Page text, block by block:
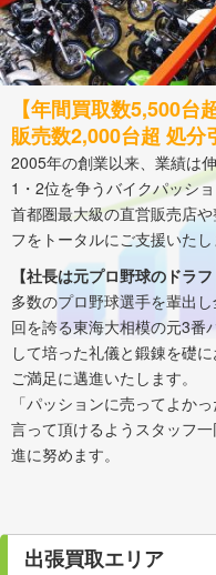
【年間買取数5,500台
販売数2,000台超 処分
2005年の創業以来、業績は
1・2位を争うバイクパッシ
首都圏最大級の直営販売店
フをトータルにご支援いたし
【社長は元プロ野球のドラフ
多数のプロ野球選手を輩出
回を誇る東海大相模の元3番
して培った礼儀と鍛錬を礎
ご満足に邁進いたします。
「パッションに売ってよか
言って頂けるようスタッフ
進に努めます。
出張買取エリア